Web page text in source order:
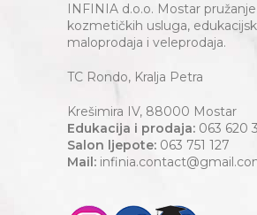
INFINIA d.o.o. Mostar pružanje
kozmetičkih usluga,
maloprodaja i veleprodaja.
TC Rondo, Kralja Petra
Krešimira IV, 88000 Mostar
Edukacija i prodaja: 063 620
Salon ljepote: 063 751 127
Mail: